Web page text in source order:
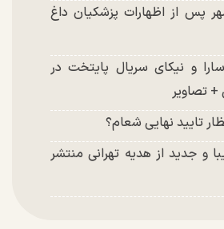
پس از اظهارات پزشکیان داغ
و نیکای سریال پایتخت در
تایید نهایی شعام؟
و جدید از هدیه تهرانی منتشر